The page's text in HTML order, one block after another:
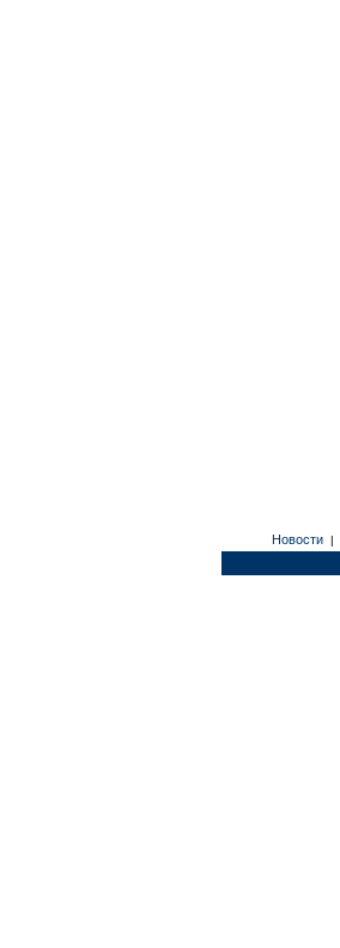
Новости |